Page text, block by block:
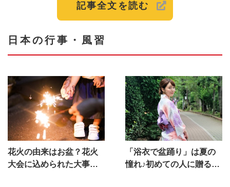
記事全文を読む
日本の行事・風習
花火の由来はお盆？花火
大会に込められた大事な
「浴衣で盆踊り」は夏の
憧れ♪初めての人に贈る、